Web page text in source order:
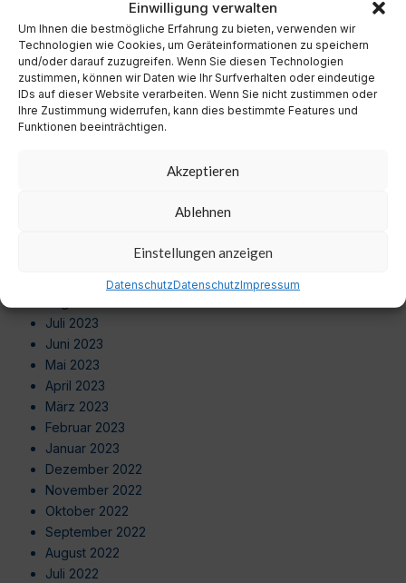
Einwilligung verwalten
Um Ihnen die bestmögliche Erfahrung zu bieten, verwenden wir
Technologien wie Cookies, um Geräteinformationen zu speichern
und/oder darauf zuzugreifen. Wenn Sie diesen Technologien
zustimmen, können wir Daten wie Ihr Surfverhalten oder eindeutige
IDs auf dieser Website verarbeiten. Wenn Sie nicht zustimmen oder
Ihre Zustimmung widerrufen, kann dies bestimmte Features und
Funktionen beeinträchtigen.
Akzeptieren
Ablehnen
Einstellungen anzeigen
DatenschutzDatenschutzImpressum
September 2024
August 2024
Juli 2024
Juni 2024
Mai 2024
April 2024
September 2023
Juli 2023
Juni 2023
Mai 2023
April 2023
März 2023
Februar 2023
Januar 2023
Dezember 2022
November 2022
Oktober 2022
September 2022
August 2022
Juli 2022